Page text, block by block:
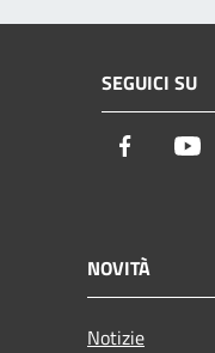
SEGUICI SU
Facebook
NOVITÀ
Notizie